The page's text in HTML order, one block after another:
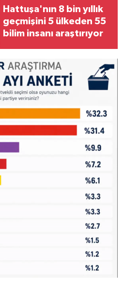
Hattuşa'nın 8 bin yıllık
geçmişini 5 ülkeden 55
bilim insanı araştırıyor